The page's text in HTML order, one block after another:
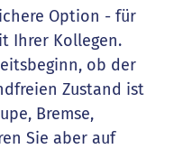
Option - für
Ihrer Kollegen.
ob der
Zustand ist
Bremse,
Sie aber auf